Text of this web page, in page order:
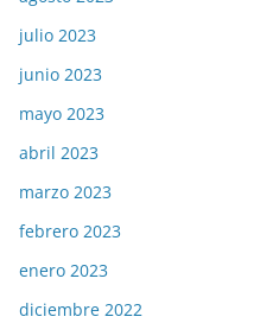
julio 2023
junio 2023
mayo 2023
abril 2023
marzo 2023
febrero 2023
enero 2023
diciembre 2022